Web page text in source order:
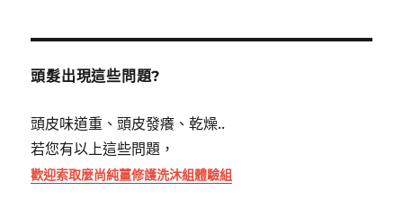
鍵
頭髮出現這些問題?
頭皮味道重、頭皮發癢、乾燥..
若您有以上這些問題，
歡迎索取麼尚純薑修護洗沐組體驗組